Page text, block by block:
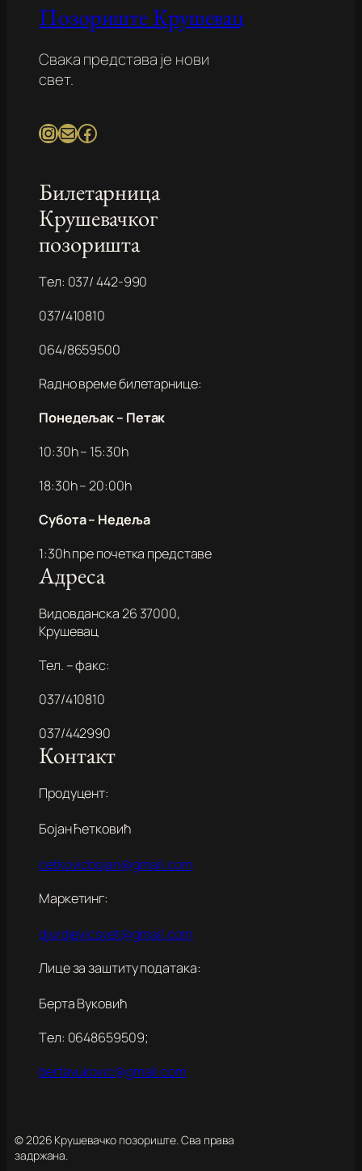
Позориште Крушевац
Свака представа је нови
свет.
InstagramMail Facebook
Билетарница
Крушевачког
позоришта
Tел: 037/ 442-990
037/410810
064/8659500
Rадно време билетарнице:
Понедељак – Петак
10:30h – 15:30h
18:30h – 20:00h
Субота – Недеља
1:30h пре почетка представе
Адреса
Видовданска 26 37000,
Крушевац
Тел. – факс:
037/410810
037/442990
Контакт
Продуцент:
Бојан Ћетковић
cetkovicbojan@gmail.com
Маркетинг:
djurdjevicsvet@gmail.com
Лице за заштиту података:
Берта Вуковић
Tел: 0648659509;
bertavukovic@gmail.com
© 2026 Крушевачко позориште. Сва права
задржана.